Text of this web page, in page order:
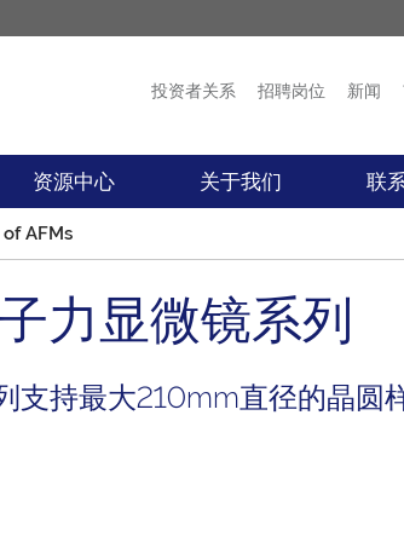
市场活动
投资者关系 招聘岗位 新闻
资源中心 关于我们 联
AFMs
力显微镜系列
持最大210mm直径的晶圆